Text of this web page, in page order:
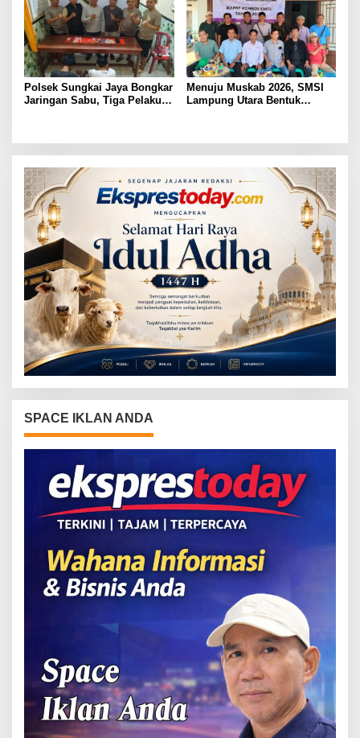
Polsek Sungkai Jaya Bongkar
Jaringan Sabu, Tiga Pelaku
Menuju Muskab 2026, SMSI
Lampung Utara Bentuk
SPACE IKLAN ANDA